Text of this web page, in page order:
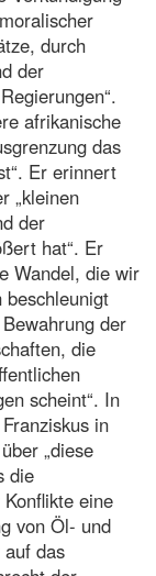
durch
der
afrikanische
das
Er erinnert
„kleinen
der
hat“. Er
Wandel, die wir
beschleunigt
der
die
scheint“. In
in
„diese
die
eine
von Öl- und
das